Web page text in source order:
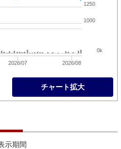
2026/07 2026/08
1000
1250
0k
チャート拡大
示期間